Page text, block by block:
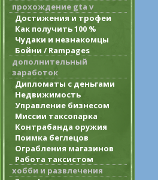
прохождение gta v
Достижения и трофеи
Как получить 100 %
Чудаки и незнакомцы
Бойни / Rampages
дополнительный
заработок
Дипломаты с деньгами
Недвижимость
Управление бизнесом
Миссии таксопарка
Контрабанда оружия
Поимка беглецов
Ограбления магазинов
Работа таксистом
хобби и развлечения